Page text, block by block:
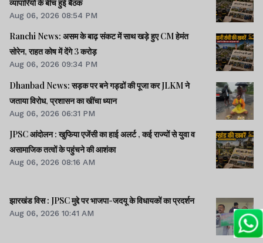
व्यापारियों के बीच हुई बैठक
Aug 06, 2026 08:54 PM
Ranchi News: असम के बाढ़ संकट में साथ खड़े हुए CM हेमंत
सोरेन, राहत कोष में देंगे 3 करोड़
Aug 06, 2026 09:34 PM
Dhanbad News: सड़क पर बने गड्ढों की पूजा कर JLKM ने
जताया विरोध, प्रशासन का खींचा ध्यान
Aug 06, 2026 06:31 PM
JPSC आंदोलन : खुफिया एजेंसी का हाई अलर्ट , कई राज्यों से युवा व
असामाजिक तत्वों के पहुंचने की आशंका
Aug 06, 2026 08:16 AM
झारखंड विस : JPSC मुद्दे पर भाजपा-जदयू के विधायकों का प्रदर्शन
Aug 06, 2026 10:41 AM